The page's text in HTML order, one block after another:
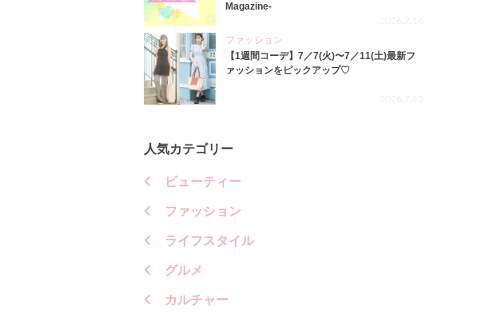
Magazine-
2026.7.16
ファッション
【1週間コーデ】7／7(火)〜7／11(土)最新フ
ァッションをピックアップ♡
2026.7.15
人気カテゴリー
ビューティー
ファッション
ライフスタイル
グルメ
カルチャー